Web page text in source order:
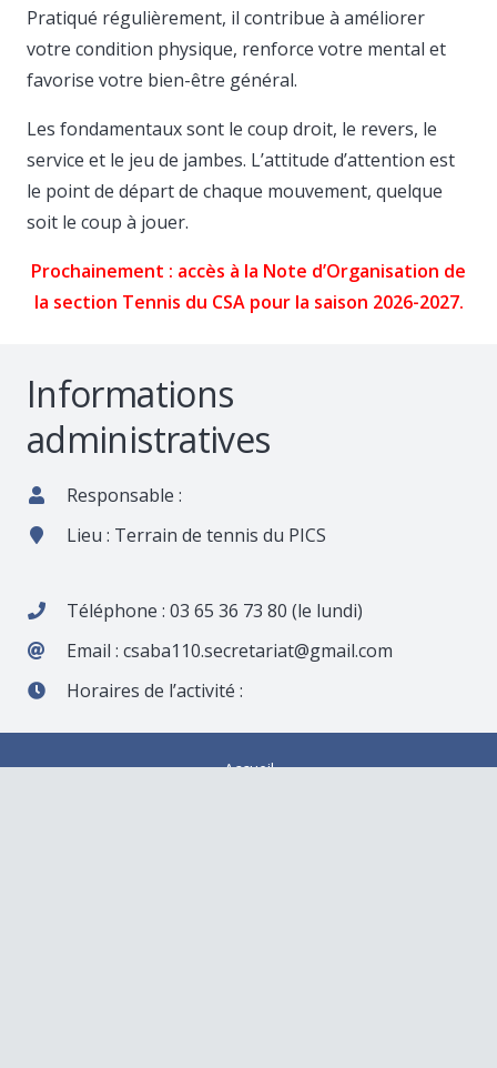
Pratiqué régulièrement, il contribue à améliorer
votre condition physique, renforce votre mental et
favorise votre bien-être général.
Les fondamentaux sont le coup droit, le revers, le
service et le jeu de jambes. L’attitude d’attention est
le point de départ de chaque mouvement, quelque
soit le coup à jouer.
Prochainement : accès à la Note d’Organisation de
la section Tennis du CSA pour la saison 2026-2027.
Informations
administratives
Responsable :
Lieu : Terrain de tennis du PICS
Téléphone : 03 65 36 73 80 (le lundi)
Email : csaba110.secretariat@gmail.com
Horaires de l’activité :
Accueil